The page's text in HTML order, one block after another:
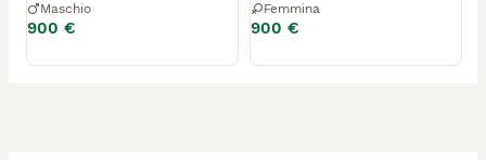
Maschio
900 €
Femmina
900 €